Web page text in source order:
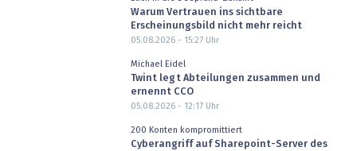
Warum Vertrauen ins sichtbare
Erscheinungsbild nicht mehr reicht
05.08.2026 - 15:27Uhr
Michael Eidel
Twint legt Abteilungen zusammen und
ernennt CCO
05.08.2026 - 12:17Uhr
200 Konten kompromittiert
Cyberangriff auf Sharepoint-Server des